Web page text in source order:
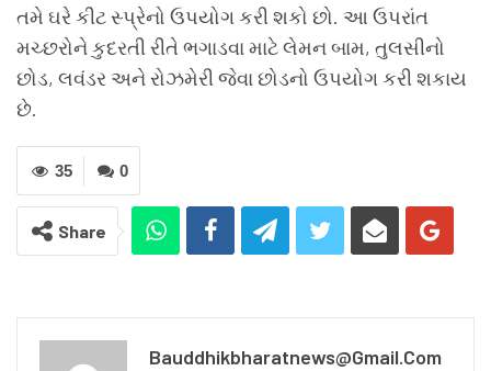
તમે ઘરે કીટ સ્પ્રેનો ઉપયોગ કરી શકો છો. આ ઉપરાંત
મચ્છરોને કુદરતી રીતે ભગાડવા માટે લેમન બામ, તુલસીનો
છોડ, લવંડર અને રોઝમેરી જેવા છોડનો ઉપયોગ કરી શકાય
છે.
0
35
Share
Bauddhikbharatnews@gmail.com